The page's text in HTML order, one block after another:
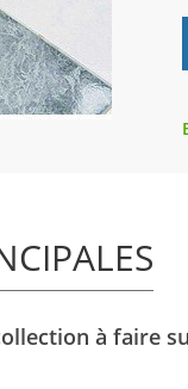
à faire